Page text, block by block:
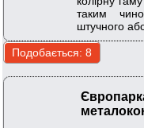
таким
штучного